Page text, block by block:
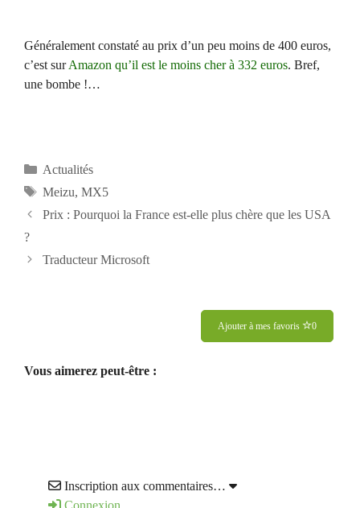
Généralement constaté au prix d’un peu moins de 400 euros,
c’est surAmazon qu’il est le moins cher à 332 euros. Bref,
une bombe !…
Catégories
Actualités
Étiquettes
Meizu, MX5
Prix : Pourquoi la France est-elle plus chère que les USA
?
Traducteur Microsoft
Ajouter à mes favoris 0
Vous aimerez peut-être :
Inscription aux commentaires…
Connexion